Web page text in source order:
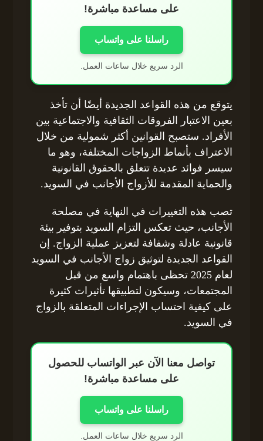
على مساعدة مباشرة!
راسلنا على واتساب
الرد سريع خلال ساعات العمل.
يتوقع من هذه القواعد الجديدة أيضًا أن تأخذ
بعين الاعتبار الفروقات الثقافية والاجتماعية بين
الأفراد. ستصبح القوانين أكثر شمولية من خلال
الاعتراف بأنماط الزواجات المختلفة، وهو ما
سيسر فوائد عديدة تتعلق بالحقوق القانونية
والحماية المقدمة للأزواج الأجانب في السويد.
تصب هذه التغييرات في النهاية في مصلحة
الأجانب، حيث تعكس التزام السويد بتوفير بيئة
قانونية عادلة وشفافة لتعزيز عملية الزواج. إن
القواعد الجديدة لتوثيق زواج الأجانب في السويد
لعام 2025 تحظى باهتمام واسع من قبل
المجتمعات، وسيكون لتطبيقها تأثيرات كثيرة
على كيفية احتساب الإجراءات المتعلقة بالزواج
في السويد.
تواصل معنا الآن عبر الواتساب للحصول
على مساعدة مباشرة!
راسلنا على واتساب
الرد سريع خلال ساعات العمل.